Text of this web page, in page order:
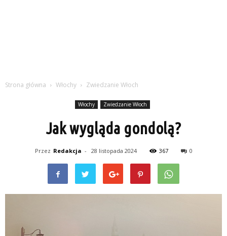
Strona główna Włochy Zwiedzanie Włoch
Włochy Zwiedzanie Włoch
Jak wygląda gondolą?
Przez Redakcja - 28 listopada 2024 367 0